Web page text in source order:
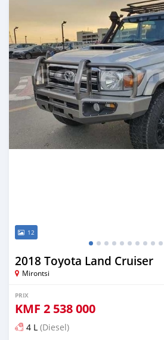
12
2018 Toyota Land Cruiser
Mirontsi
PRIX
KMF 2 538 000
4 L (Diesel)